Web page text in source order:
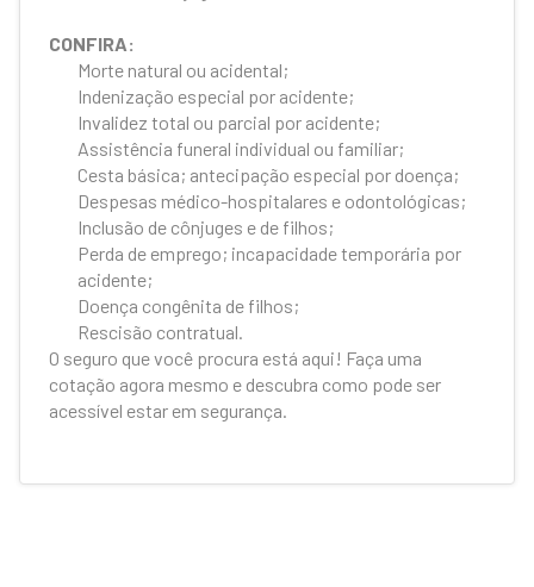
CONFIRA:
Morte natural ou acidental;
Indenização especial por acidente;
Invalidez total ou parcial por acidente;
Assistência funeral individual ou familiar;
Cesta básica; antecipação especial por doença;
Despesas médico-hospitalares e odontológicas;
Inclusão de cônjuges e de filhos;
Perda de emprego; incapacidade temporária por
acidente;
Doença congênita de filhos;
Rescisão contratual.
O seguro que você procura está aqui! Faça uma
cotação agora mesmo e descubra como pode ser
acessível estar em segurança.